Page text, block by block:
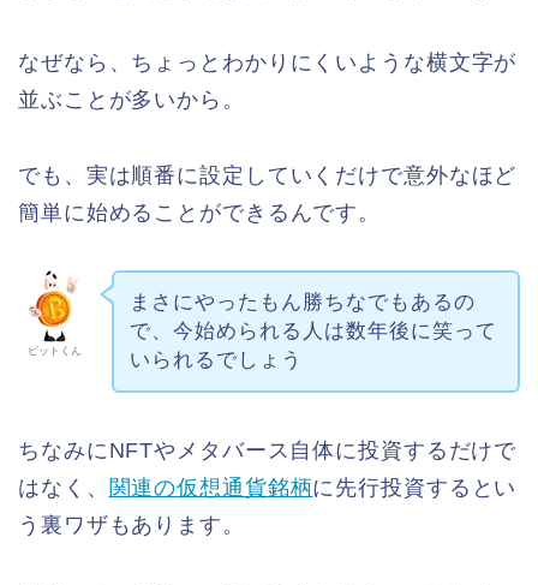
なぜなら、ちょっとわかりにくいような横文字が
並ぶことが多いから。
でも、実は順番に設定していくだけで意外なほど
簡単に始めることができるんです。
ビットくん
まさにやったもん勝ちなでもあるの
で、今始められる人は数年後に笑って
いられるでしょう
ちなみにNFTやメタバース自体に投資するだけで
はなく、
関連の仮想通貨銘柄に先行投資するとい
う裏ワザもあります。